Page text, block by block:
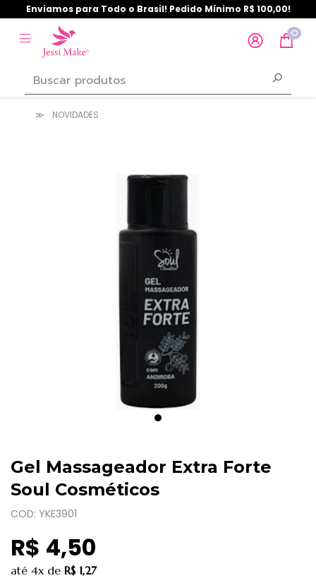
Enviamos para Todo o Brasil! Pedido Mínimo R$ 100,00!
0
NOVIDADES
Gel Massageador Extra Forte
Soul Cosméticos
COD: YKE3901
R$ 4,50
até 4x de R$ 1,27